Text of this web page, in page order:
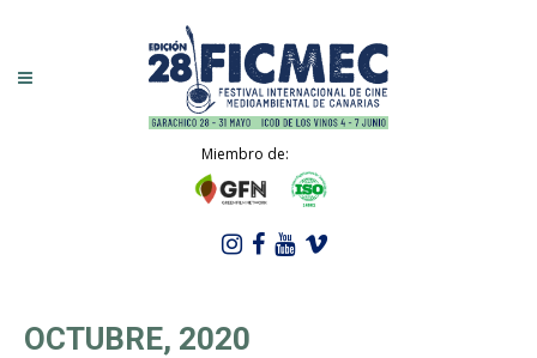
Miembro de:
OCTUBRE, 2020